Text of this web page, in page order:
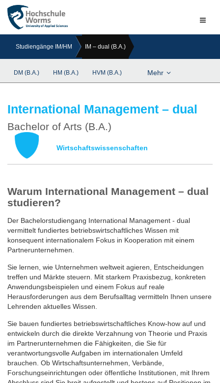
Studiengänge IM/HM IM – dual (B.A.)
DM (B.A.) HM (B.A.) HVM (B.A.) Mehr
International Management – dual
Bachelor of Arts (B.A.)
Wirtschaftswissenschaften
Warum International Management – dual
studieren?
Der Bachelorstudiengang International Management - dual
vermittelt fundiertes betriebswirtschaftliches Wissen mit
konsequent internationalem Fokus in Kooperation mit einem
Partnerunternehmen.
Sie lernen, wie Unternehmen weltweit agieren, Entscheidungen
treffen und Märkte steuern. Mit starkem Praxisbezug, konkreten
Anwendungsbeispielen und einem Fokus auf reale
Herausforderungen aus dem Berufsalltag vermitteln Ihnen unsere
Lehrenden aktuelles Wissen.
Sie bauen fundiertes betriebswirtschaftliches Know-how auf und
entwickeln durch die direkte Verzahnung von Theorie und Praxis
im Partnerunternehmen die Fähigkeiten, die Sie für
verantwortungsvolle Aufgaben im internationalen Umfeld
brauchen. Ob Wirtschaftsunternehmen, Verbände,
Forschungseinrichtungen oder öffentliche Institutionen, mit Ihrem